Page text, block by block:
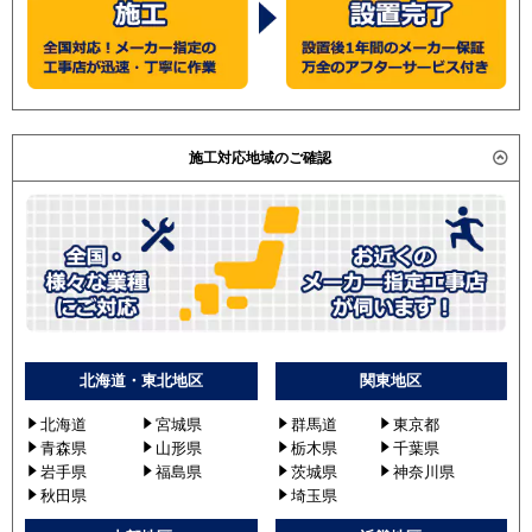
施工対応地域のご確認
北海道・東北地区
北海道
宮城県
青森県
山形県
岩手県
福島県
秋田県
関東地区
群馬道
東京都
栃木県
千葉県
茨城県
神奈川県
埼玉県